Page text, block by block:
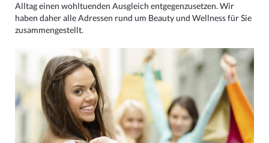
Alltag einen wohltuenden Ausgleich entgegenzusetzen. Wir
haben daher alle Adressen rund um Beauty und Wellness für Sie
zusammengestellt.